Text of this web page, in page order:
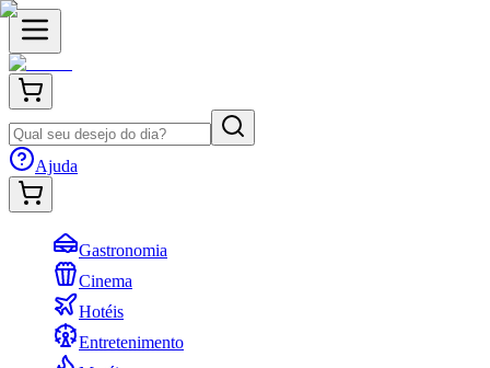
Ajuda
Gastronomia
Cinema
Hotéis
Entretenimento